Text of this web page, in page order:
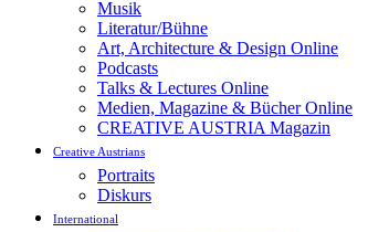
Musik
Literatur/Bühne
Art, Architecture & Design Online
Podcasts
Talks & Lectures Online
Medien, Magazine & Bücher Online
CREATIVE AUSTRIA Magazin
Creative Austrians
Portraits
Diskurs
International